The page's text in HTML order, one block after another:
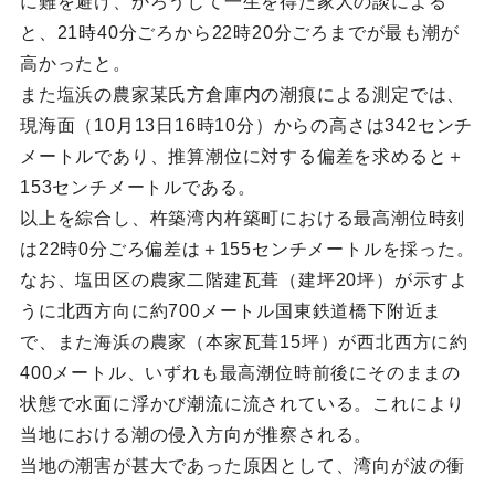
と、21時40分ごろから22時20分ごろまでが最も潮が
高かったと。
また塩浜の農家某氏方倉庫内の潮痕による測定では、
現海面（10月13日16時10分）からの高さは342センチ
メートルであり、推算潮位に対する偏差を求めると＋
153センチメートルである。
以上を綜合し、杵築湾内杵築町における最高潮位時刻
は22時0分ごろ偏差は＋155センチメートルを採った。
なお、塩田区の農家二階建瓦葺（建坪20坪）が示すよ
うに北西方向に約700メートル国東鉄道橋下附近ま
で、また海浜の農家（本家瓦葺15坪）が西北西方に約
400メートル、いずれも最高潮位時前後にそのままの
状態で水面に浮かび潮流に流されている。これにより
当地における潮の侵入方向が推察される。
当地の潮害が甚大であった原因として、湾向が波の衝